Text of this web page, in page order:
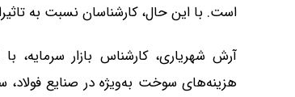
است. با این حال، کارشناسان نسبت به
آرش شهریاری، کارشناس بازار سرمایه،
هزینه‌های سوخت به‌ویژه در صنایع